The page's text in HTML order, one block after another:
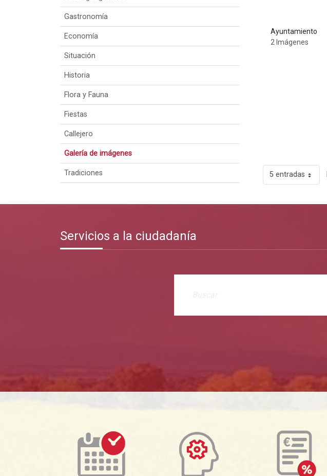
Gastronomía
Economía
Situación
Historia
Flora y Fauna
Fiestas
Callejero
Galería de imágenes
Tradiciones
Ayuntamiento
2 Imágenes
5 entradas
Servicios a la ciudadanía